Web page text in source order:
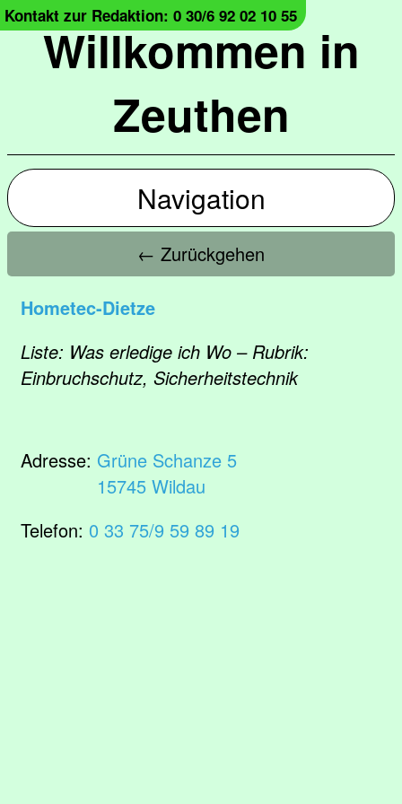
Willkommen in
Zeuthen
Kontakt zur Redaktion: 0 30/6 92 02 10 55
Navigation
← Zurückgehen
Hometec-Dietze
Liste: Was erledige ich Wo – Rubrik:
Einbruchschutz, Sicherheitstechnik
Adresse: Grüne Schanze 5
15745 Wildau
Telefon: 0 33 75/9 59 89 19